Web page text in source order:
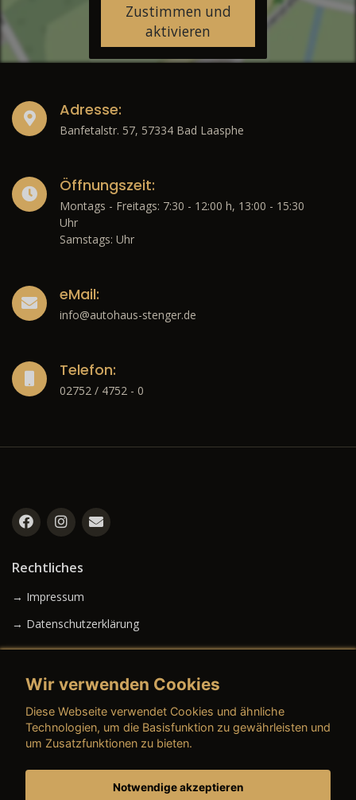
Zustimmen und
aktivieren
Adresse:
Banfetalstr. 57, 57334 Bad Laasphe
Öffnungszeit:
Montags - Freitags: 7:30 - 12:00 h, 13:00 - 15:30
Uhr
Samstags: Uhr
eMail:
info@autohaus-stenger.de
Telefon:
02752 / 4752 - 0
Rechtliches
→ Impressum
→ Datenschutzerklärung
→ AGB (Gebrauchtwagen)
Wir verwenden Cookies
Diese Webseite verwendet Cookies und ähnliche
Technologien, um die Basisfunktion zu gewährleisten und
um Zusatzfunktionen zu bieten.
Notwendige akzeptieren